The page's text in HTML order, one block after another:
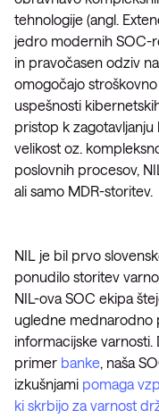
tehnologije (angl.
jedro modernih SOC-
in pravočasen odziv
omogočajo
uspešnosti
pristop k
velikost oz.
poslovnih procesov,
ali samo MDR-storitev.
NIL je bil prvo
ponudilo storitev
NIL-ova SOC ekipa
ugledne mednarodno
informacijske varnosti.
primer banke, naša
izkušnjami pomaga
ki skrbijo za varnost